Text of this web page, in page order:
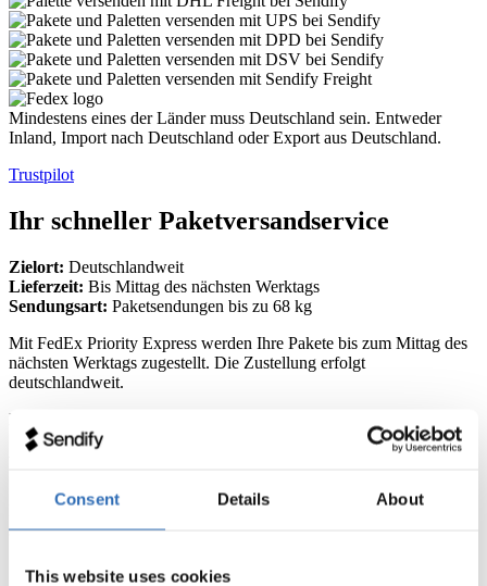
Consent Details About
This website uses cookies
Mindestens eines der Länder muss Deutschland sein. Entweder
Inland, Import nach Deutschland oder Export aus Deutschland.
Trustpilot
Ihr schneller Paketversandservice
Zielort: Deutschlandweit
Lieferzeit: Bis Mittag des nächsten Werktags
Sendungsart: Paketsendungen bis zu 68 kg
Mit FedEx Priority Express werden Ihre Pakete bis zum Mittag des
nächsten Werktags zugestellt. Die Zustellung erfolgt
deutschlandweit.
Lesen Sie hier mehr zu
Dieser Express-Paketservice ist geeignet für eilige Sendungen, die
spätestens am nächsten Werktag vormittags ankommen sollen.
Versenden Sie Ihre Pakete deutschlandweit